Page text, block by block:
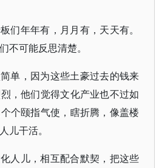
们年年有，月月有，天天有。
不可能反思清楚。
单，因为这些土豪过去的钱来
，他们觉得文化产业也不过如
个颐指气使，瞎折腾，像盖楼
儿干活。
人儿，相互配合默契，把这些